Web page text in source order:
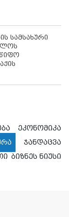
სამსახური
ეკონომიკა
ჯანდაცვა
ბიზნეს ნიუსი